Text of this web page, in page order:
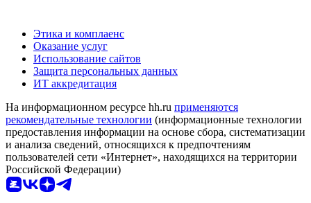
Этика и комплаенс
Оказание услуг
Использование сайтов
Защита персональных данных
ИТ аккредитация
На информационном ресурсе hh.ru применяются
рекомендательные технологии (информационные технологии
предоставления информации на основе сбора, систематизации
и анализа сведений, относящихся к предпочтениям
пользователей сети «Интернет», находящихся на территории
Российской Федерации)